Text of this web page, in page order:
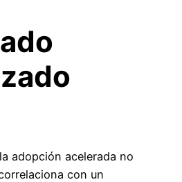
o
adopción acelerada no
con un